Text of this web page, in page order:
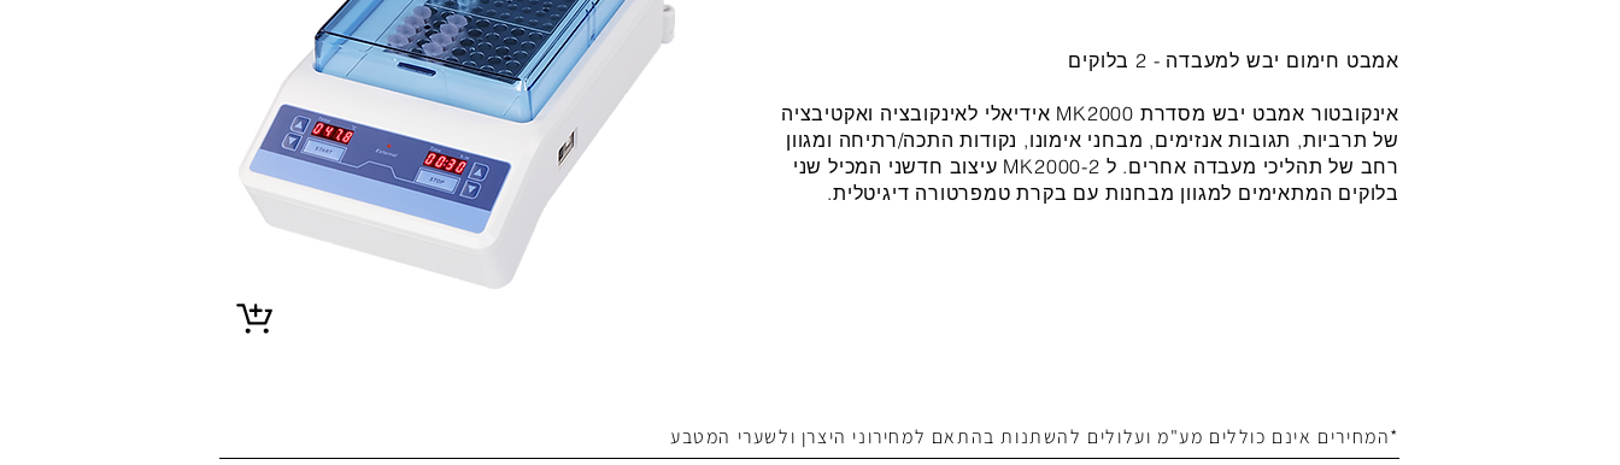
אמבט חימום יבש למעבדה - 2 בלוקים
אינקובטור אמבט יבש מסדרת MK2000 אידיאלי לאינקובציה ואקטיבציה
של תרביות, תגובות אנזימים, מבחני אימונו, נקודות התכה/רתיחה ומגוון
רחב של תהליכי מעבדה אחרים. ל MK2000-2 עיצוב חדשני המכיל שני
בלוקים המתאימים למגוון מבחנות עם בקרת טמפרטורה דיגיטלית.
*המחירים אינם כוללים מע"מ ועלולים להשתנות בהתאם למחירוני היצרן ולשערי המטבע